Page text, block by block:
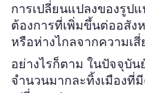
การเปลี่ยนแปลงของรูป
ต้องการที่เพิ่มขึ้นต่ออสั
หรือห่างไกลจากความเสี่
อย่างไรก็ตาม ในปัจจุบั
จำนวนมากละทิ้งเมืองที่